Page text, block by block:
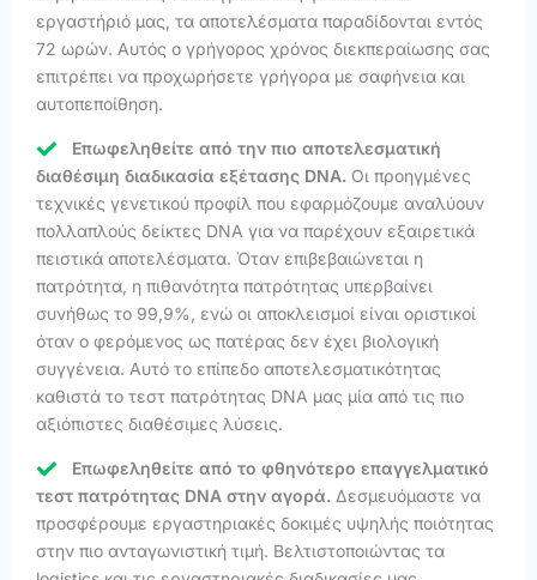
εργαστήριό μας, τα αποτελέσματα παραδίδονται εντός
72 ωρών. Αυτός ο γρήγορος χρόνος διεκπεραίωσης σας
επιτρέπει να προχωρήσετε γρήγορα με σαφήνεια και
αυτοπεποίθηση.
Επωφεληθείτε από την πιο αποτελεσματική
διαθέσιμη διαδικασία εξέτασης DNA. Οι προηγμένες
τεχνικές γενετικού προφίλ που εφαρμόζουμε αναλύουν
πολλαπλούς δείκτες DNA για να παρέχουν εξαιρετικά
πειστικά αποτελέσματα. Όταν επιβεβαιώνεται η
πατρότητα, η πιθανότητα πατρότητας υπερβαίνει
συνήθως το 99,9%, ενώ οι αποκλεισμοί είναι οριστικοί
όταν ο φερόμενος ως πατέρας δεν έχει βιολογική
συγγένεια. Αυτό το επίπεδο αποτελεσματικότητας
καθιστά το τεστ πατρότητας DNA μας μία από τις πιο
αξιόπιστες διαθέσιμες λύσεις.
Επωφεληθείτε από το φθηνότερο επαγγελματικό
τεστ πατρότητας DNA στην αγορά. Δεσμευόμαστε να
προσφέρουμε εργαστηριακές δοκιμές υψηλής ποιότητας
στην πιο ανταγωνιστική τιμή. Βελτιστοποιώντας τα